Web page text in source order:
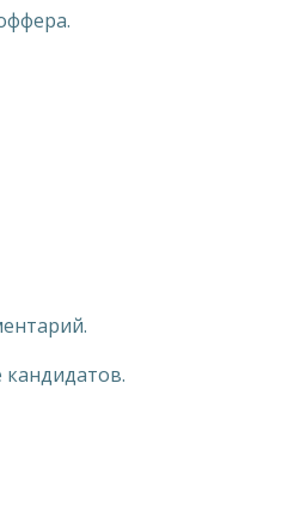
кандидатов.